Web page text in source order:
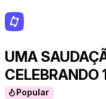
UMA
CELEBRANDO
Popular